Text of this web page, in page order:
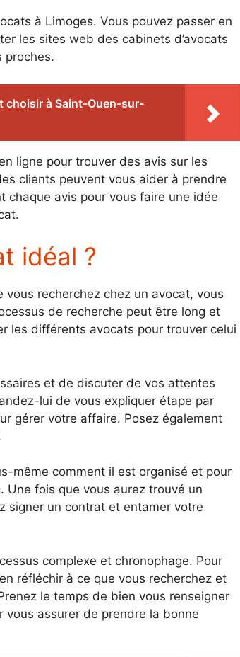
à Limoges. Vous pouvez passer en
les sites web des cabinets d’avocats
proches.
choisir à Saint-Ouen-sur-
ligne pour trouver des avis sur les
clients peuvent vous aider à prendre
avis pour vous faire une idée
idéal ?
recherchez chez un avocat, vous
de recherche peut être long et
les différents avocats pour trouver celui
et de discuter de vos attentes
lui de vous expliquer étape par
gérer votre affaire. Posez également
même comment il est organisé et pour
fois que vous aurez trouvé un
signer un contrat et entamer votre
complexe et chronophage. Pour
réfléchir à ce que vous recherchez et
le temps de bien vous renseigner
assurer de prendre la bonne